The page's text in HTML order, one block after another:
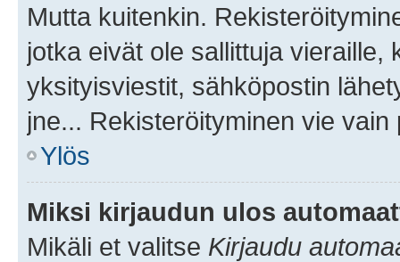
Mutta kuitenkin.
jotka eivät ole sallittuja vieraille,
yksityisviestit, sähköpostin
jne... Rekisteröityminen vie
Ylös
Miksi kirjaudun ulos
Mikäli et valitse Kirjaudu